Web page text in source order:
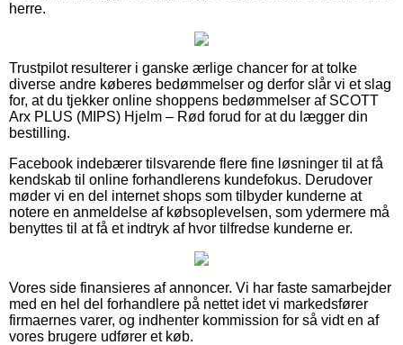
herre.
Trustpilot resulterer i ganske ærlige chancer for at tolke
diverse andre køberes bedømmelser og derfor slår vi et slag
for, at du tjekker online shoppens bedømmelser af SCOTT
Arx PLUS (MIPS) Hjelm – Rød forud for at du lægger din
bestilling.
Facebook indebærer tilsvarende flere fine løsninger til at få
kendskab til online forhandlerens kundefokus. Derudover
møder vi en del internet shops som tilbyder kunderne at
notere en anmeldelse af købsoplevelsen, som ydermere må
benyttes til at få et indtryk af hvor tilfredse kunderne er.
Vores side finansieres af annoncer. Vi har faste samarbejder
med en hel del forhandlere på nettet idet vi markedsfører
firmaernes varer, og indhenter kommission for så vidt en af
vores brugere udfører et køb.